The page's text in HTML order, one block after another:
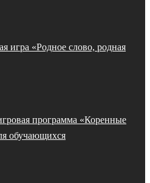
игра «Родное слово, родная
программа «Коренные
обучающихся